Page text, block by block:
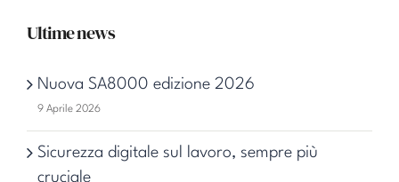
Ultime news
Nuova SA8000 edizione 2026
9 Aprile 2026
Sicurezza digitale sul lavoro, sempre più
cruciale